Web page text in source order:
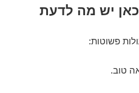
כאן יש מה לדעת
פשוטות:
טוב.